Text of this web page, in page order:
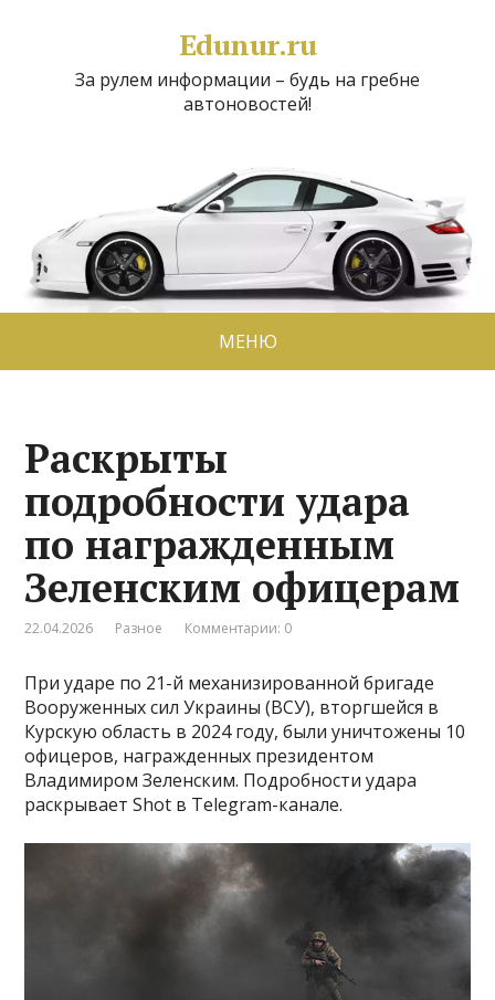
Edunur.ru
За рулем информации – будь на гребне
автоновостей!
МЕНЮ
Раскрыты
подробности удара
по награжденным
Зеленским офицерам
22.04.2026 Разное Комментарии: 0
При ударе по 21-й механизированной бригаде
Вооруженных сил Украины (ВСУ), вторгшейся в
Курскую область в 2024 году, были уничтожены 10
офицеров, награжденных президентом
Владимиром Зеленским. Подробности удара
раскрывает Shot в Telegram-канале.